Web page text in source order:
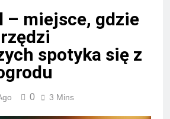
– miejsce, gdzie
spotyka się z
0 3 Mins